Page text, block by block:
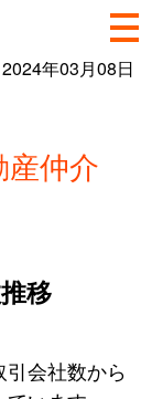
2024年03月08日
仲介
移
会社数から